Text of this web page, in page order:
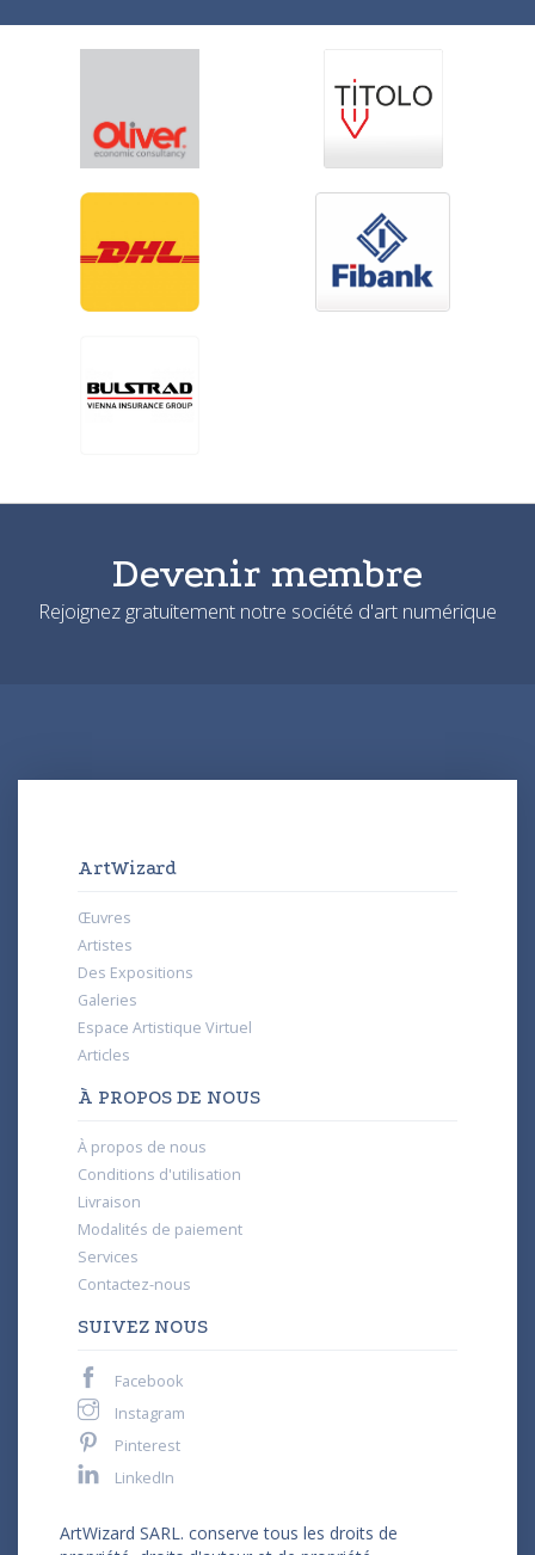
Devenir membre
Rejoignez gratuitement notre société d'art numérique
ArtWizard
Œuvres
Artistes
Des Expositions
Galeries
Espace Artistique Virtuel
Articles
À PROPOS DE NOUS
À propos de nous
Conditions d'utilisation
Livraison
Modalités de paiement
Services
Contactez-nous
SUIVEZ NOUS
Facebook
Instagram
Pinterest
LinkedIn
ArtWizard SARL. conserve tous les droits de